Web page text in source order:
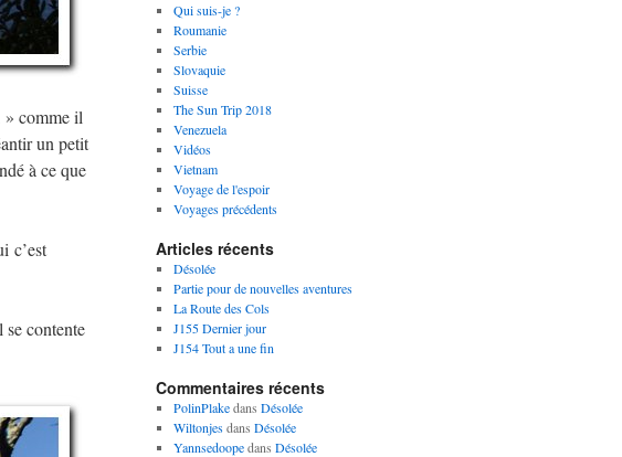
» comme il
un petit
à ce que
c’est
contente
Qui suis-je ?
Roumanie
Serbie
Slovaquie
Suisse
The Sun Trip 2018
Venezuela
Vidéos
Vietnam
Voyage de l'espoir
Voyages précédents
Articles récents
Désolée
Partie pour de nouvelles aventures
La Route des Cols
J155 Dernier jour
J154 Tout a une fin
Commentaires récents
PolinPlakedans Désolée
Wiltonjesdans Désolée
Yannsedoopedans Désolée